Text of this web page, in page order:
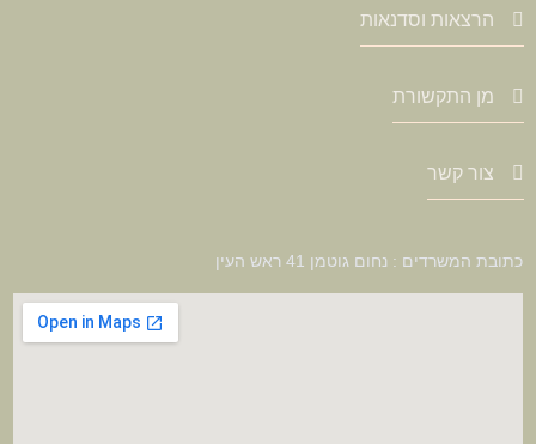
הרצאות וסדנאות
מן התקשורת
צור קשר
כתובת המשרדים : נחום גוטמן 41 ראש העין